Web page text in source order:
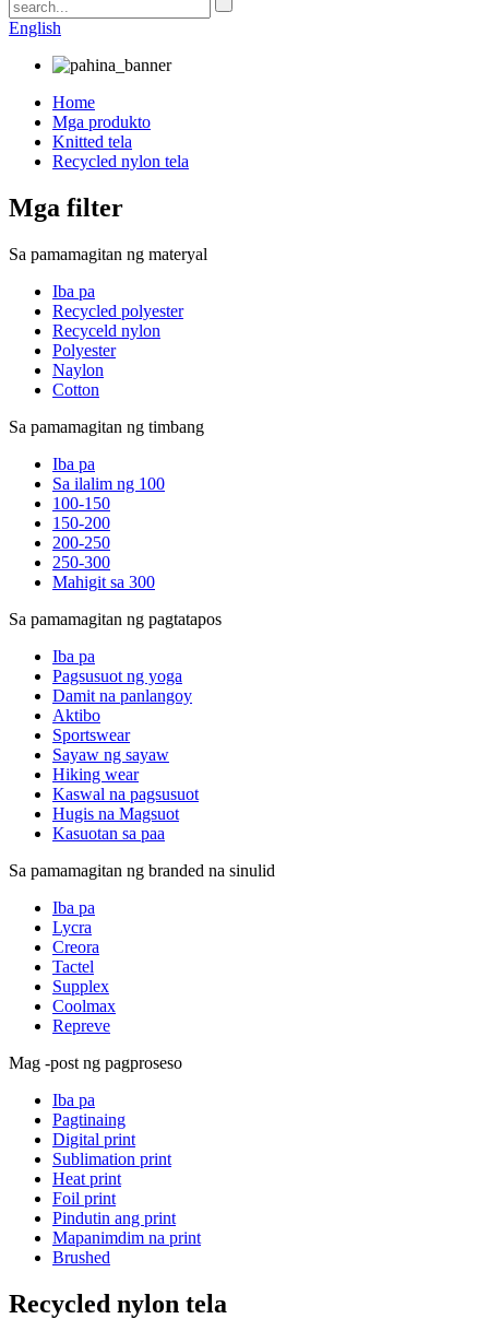
English
Home
Mga produkto
Knitted tela
Recycled nylon tela
Mga filter
Sa pamamagitan ng materyal
Iba pa
Recycled polyester
Recyceld nylon
Polyester
Naylon
Cotton
Sa pamamagitan ng timbang
Iba pa
Sa ilalim ng 100
100-150
150-200
200-250
250-300
Mahigit sa 300
Sa pamamagitan ng pagtatapos
Iba pa
Pagsusuot ng yoga
Damit na panlangoy
Aktibo
Sportswear
Sayaw ng sayaw
Hiking wear
Kaswal na pagsusuot
Hugis na Magsuot
Kasuotan sa paa
Sa pamamagitan ng branded na sinulid
Iba pa
Lycra
Creora
Tactel
Supplex
Coolmax
Repreve
Mag -post ng pagproseso
Iba pa
Pagtinaing
Digital print
Sublimation print
Heat print
Foil print
Pindutin ang print
Mapanimdim na print
Brushed
Recycled nylon tela